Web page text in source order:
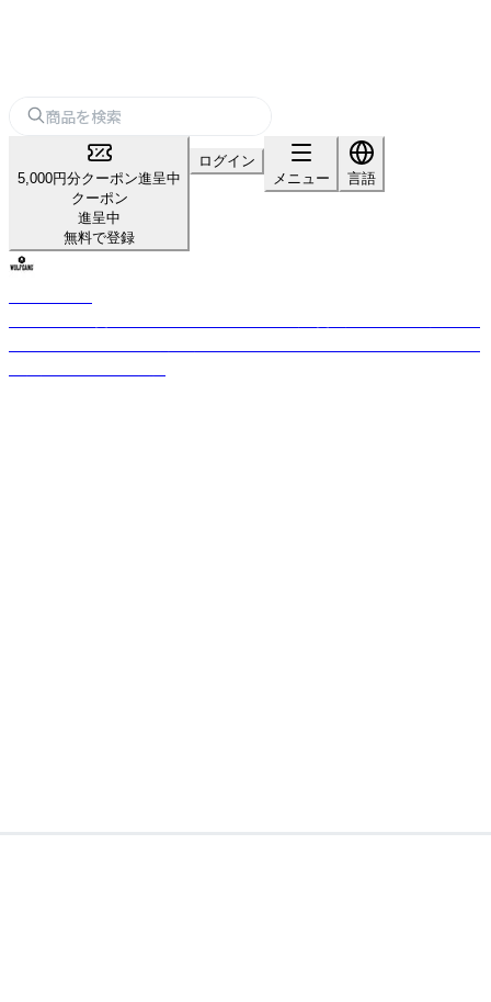
5,000円分クーポン進呈中
クーポン
進呈中
無料で登録
ログイン
メニュー
言語